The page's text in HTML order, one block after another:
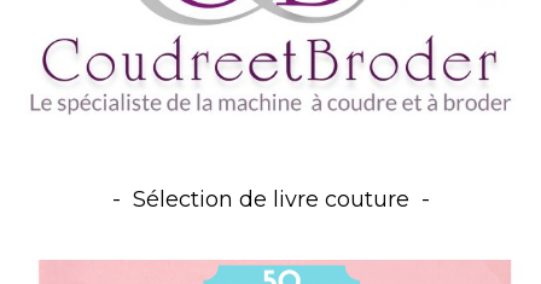
Sélection de livre couture